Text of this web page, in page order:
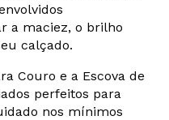
a maciez, o brilho
calçado.
Couro e a Escova de
perfeitos para
nos mínimos